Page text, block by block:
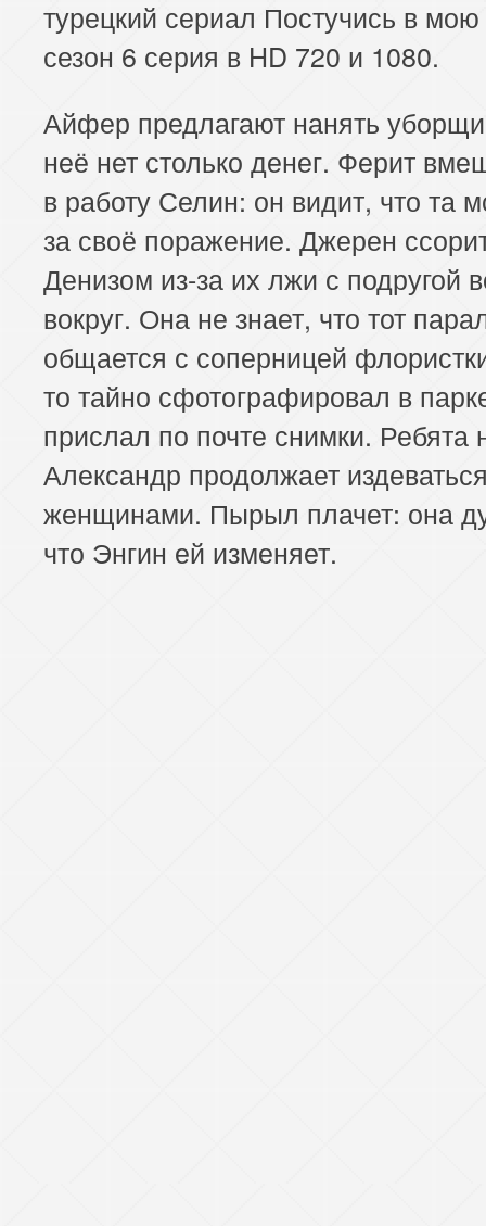
турецкий сериал Постучись в
сезон 6 серия в HD 720 и 1080.
Айфер предлагают нанять
неё нет столько денег. Ферит
в работу Селин: он видит, что та
за своё поражение. Джерен
Денизом из-за их лжи с подругой
вокруг. Она не знает, что тот
общается с соперницей
то тайно сфотографировал в
прислал по почте снимки. Ребята
Александр продолжает
женщинами. Пырыл плачет: она
что Энгин ей изменяет.